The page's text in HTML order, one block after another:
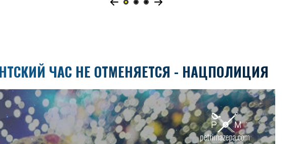
ЧАС НЕ ОТМЕНЯЕТСЯ - НАЦПОЛИЦИЯ